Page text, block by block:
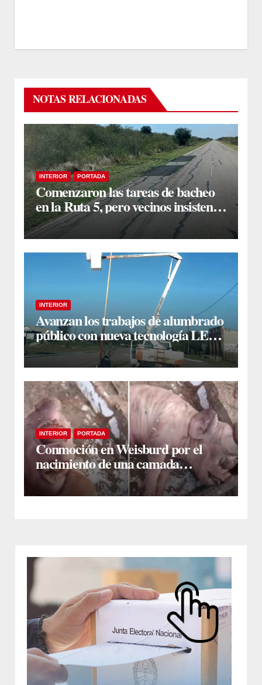
NOTAS RELACIONADAS
INTERIOR PORTADA
Comenzaron las tareas de bacheo
en la Ruta 5, pero vecinos insisten
en un reclamo integral
INTERIOR
Avanzan los trabajos de alumbrado
público con nueva tecnología LED
en Estación Taboada
INTERIOR PORTADA
Conmoción en Weisburd por el
nacimiento de una camada
lechones con graves deformaciones